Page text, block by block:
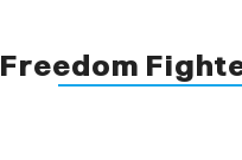
Freedom